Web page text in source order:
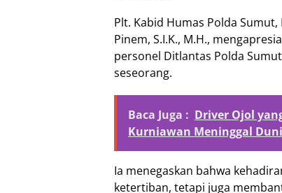
Plt. Kabid Humas Polda
Pinem, S.I.K., M.H.,
personel Ditlantas Polda
seseorang.
Baca Juga : Driver Ojol
Kurniawan Meninggal
Ia menegaskan bahwa
ketertiban, tetapi juga